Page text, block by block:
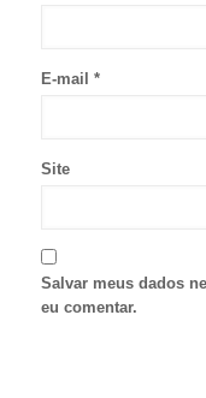
E-mail *
Site
Salvar meus dados
eu comentar.